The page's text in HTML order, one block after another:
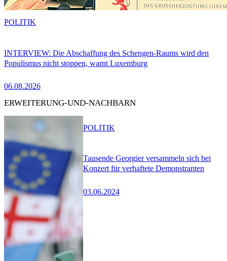
INTERVIEW: Die Abschaffung des Schengen-Raums wird den
Populismus nicht stoppen, warnt Luxemburg
06.08.2026
POLITIK
ERWEITERUNG-UND-NACHBARN
Tausende Georgier versammeln sich bei
Konzert für verhaftete Demonstranten
03.06.2024
POLITIK